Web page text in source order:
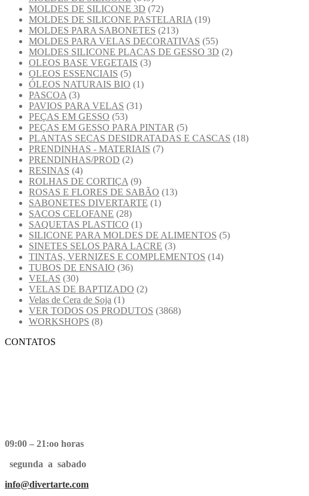
MOLDES DE SILICONE 3D (72)
MOLDES DE SILICONE PASTELARIA (19)
MOLDES PARA SABONETES (213)
MOLDES PARA VELAS DECORATIVAS (55)
MOLDES SILICONE PLACAS DE GESSO 3D (2)
OLEOS BASE VEGETAIS (3)
OLEOS ESSENCIAIS (5)
ÓLEOS NATURAIS BIO (1)
PASCOA (3)
PAVIOS PARA VELAS (31)
PEÇAS EM GESSO (53)
PEÇAS EM GESSO PARA PINTAR (5)
PLANTAS SECAS DESIDRATADAS E CASCAS (18)
PRENDINHAS - MATERIAIS (7)
PRENDINHAS/PROD (2)
RESINAS (4)
ROLHAS DE CORTIÇA (9)
ROSAS E FLORES DE SABÃO (13)
SABONETES DIVERTARTE (1)
SACOS CELOFANE (28)
SAQUETAS PLASTICO (1)
SILICONE PARA MOLDES DE ALIMENTOS (5)
SINETES SELOS PARA LACRE (3)
TINTAS, VERNIZES E COMPLEMENTOS (14)
TUBOS DE ENSAIO (36)
VELAS (30)
VELAS DE BAPTIZADO (2)
Velas de Cera de Soja (1)
VER TODOS OS PRODUTOS (3868)
WORKSHOPS (8)
CONTATOS
09:00 – 21:oo horas
segunda a sabado
info@divertarte.com